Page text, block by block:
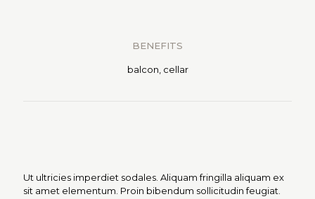
BENEFITS
balcon, cellar
Ut ultricies imperdiet sodales. Aliquam fringilla aliquam ex
sit amet elementum. Proin bibendum sollicitudin feugiat.